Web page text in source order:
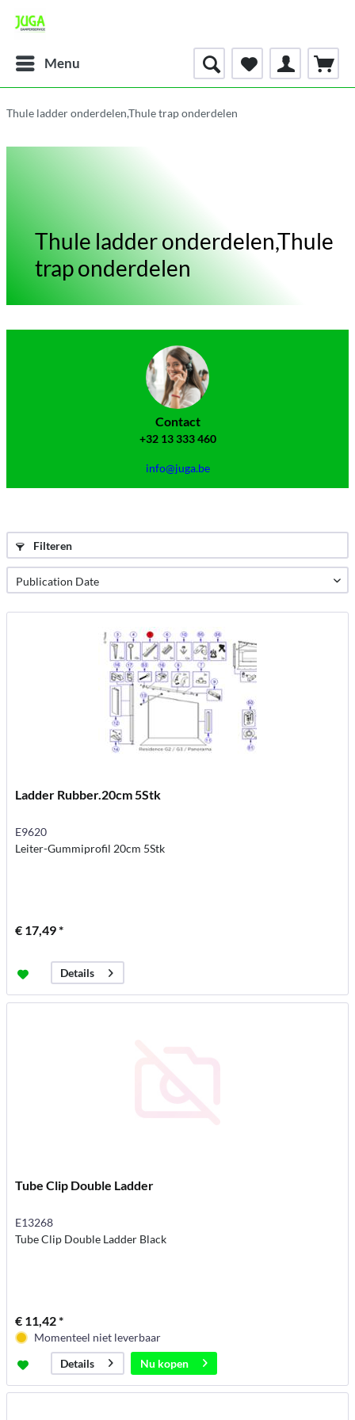
Menu
Thule ladder onderdelen,Thule trap onderdelen
Thule ladder onderdelen,Thule
trap onderdelen
Contact
+32 13 333 460
info@juga.be
Filteren
Ladder Rubber.20cm 5Stk
E9620
Leiter-Gummiprofil 20cm 5Stk
€ 17,49 *
Details
Tube Clip Double Ladder
E13268
Tube Clip Double Ladder Black
€ 11,42 *
Momenteel niet leverbaar
Details
Nu kopen